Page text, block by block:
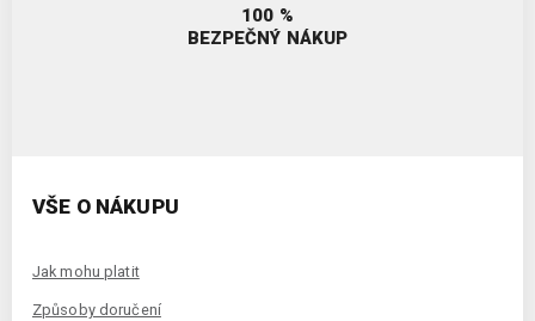
100 %
BEZPEČNÝ NÁKUP
VŠE O NÁKUPU
Jak mohu platit
Způsoby doručení